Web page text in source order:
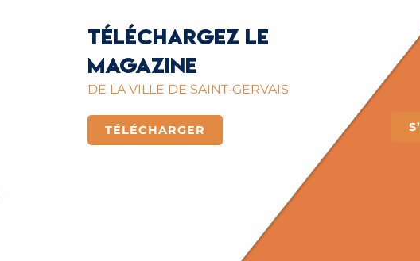
Téléchargez le
magazine
DE LA VILLE DE SAINT-GERVAIS
TÉLÉCHARGER